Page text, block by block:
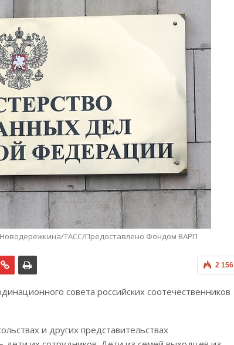
ТАСС/Предоставлено Фондом ВАРП
2 156
совета российских соотечественников
и других представительствах